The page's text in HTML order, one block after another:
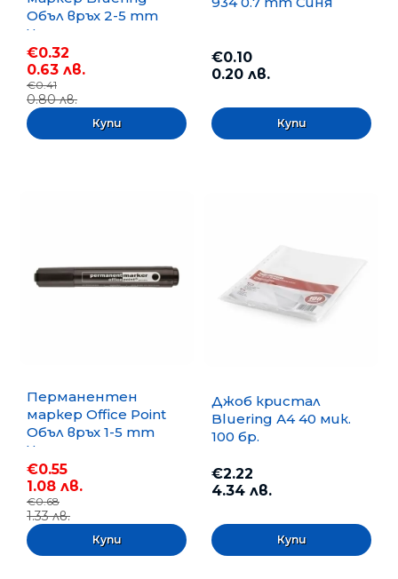
Объл връх 2-5 mm
Черен
€0.32
0.63 лв.
€0.41
0.80 лв.
€0.10
0.20 лв.
Перманентен
маркер Office Point
Объл връх 1-5 mm
Черен
€0.55
1.08 лв.
€0.68
1.33 лв.
Джоб кристал
Bluering А4 40 мик.
100 бр.
€2.22
4.34 лв.